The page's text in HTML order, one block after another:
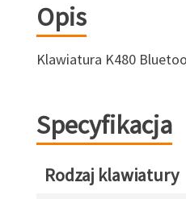
Opis
Klawiatura K480
Specyfikacja
Rodzaj klawiatury